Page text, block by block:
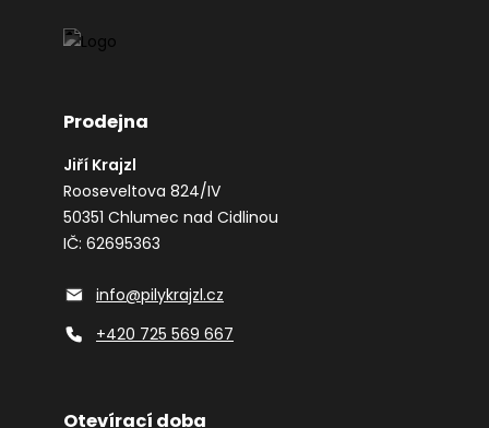
Prodejna
Jiří Krajzl
Rooseveltova 824/IV
50351 Chlumec nad Cidlinou
IČ: 62695363
info@pilykrajzl.cz
+420 725 569 667
Otevírací doba